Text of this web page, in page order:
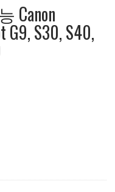
Canon
G9, S30, S40,